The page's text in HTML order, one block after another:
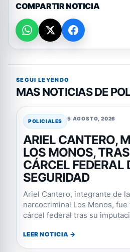
COMPARTIR NOTICIA
SEGUI LEYENDO
MAS NOTICIAS DE
POLICIALES 5 AGOSTO, 2026
ARIEL CANTERO,
LOS MONOS,
CÁRCEL FEDERAL
SEGURIDAD
Ariel Cantero, integrante de
narcocriminal Los Monos, fue
cárcel federal tras su
LEER NOTICIA →